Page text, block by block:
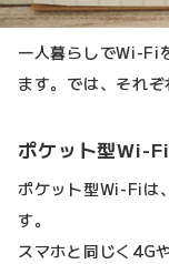
一人暮らしでWi-Fi
ます。では、それぞ
ポケット型Wi-Fi
ポケット型Wi-Fiは
す。
スマホと同じく4G